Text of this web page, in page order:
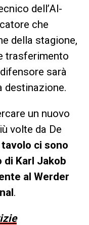
dell’Al-
che
della stagione,
trasferimento
sarà
destinazione.
un nuovo
volte da De
tavolo ci sono
Karl Jakob
al Werder
.